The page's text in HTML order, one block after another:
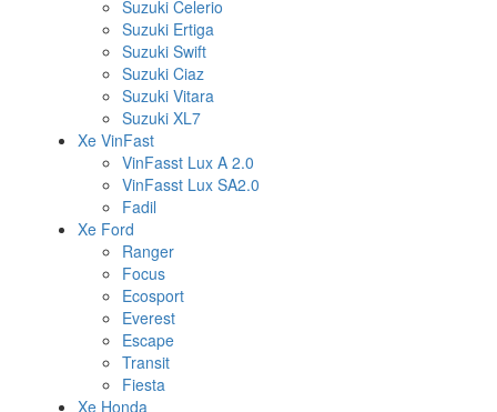
Suzuki Celerio
Suzuki Ertiga
Suzuki Swift
Suzuki Ciaz
Suzuki Vitara
Suzuki XL7
Xe VinFast
VinFasst Lux A 2.0
VinFasst Lux SA2.0
Fadil
Xe Ford
Ranger
Focus
Ecosport
Everest
Escape
Transit
Fiesta
Xe Honda